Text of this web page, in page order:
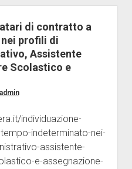
di contratto a
profili di
Assistente
Scolastico e
admin
individuazione-
indeterminato-nei-
assistente-
e-assegnazione-